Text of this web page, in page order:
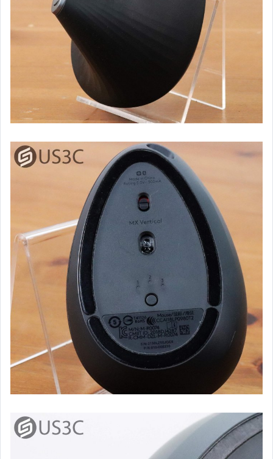
單眼鏡頭 (For Fujifilm X)
單眼鏡頭 (其他卡口)
類單眼、數位相機 (各大品牌)
數位攝影機 (各大品牌)
運動攝影機 (各大品牌)
閃光燈器材 (各大品牌)
其他攝影周邊器材配件
電玩主機 (Sony PS 系列 & 遊戲片)
電玩主機 (微軟 XBOX 系列 & 遊戲片)
電玩主機 (任天堂 系列 & 遊戲片)
液晶電視 (各大品牌)
耳機 & 喇叭 & 音響專區
其他3C產品
其它